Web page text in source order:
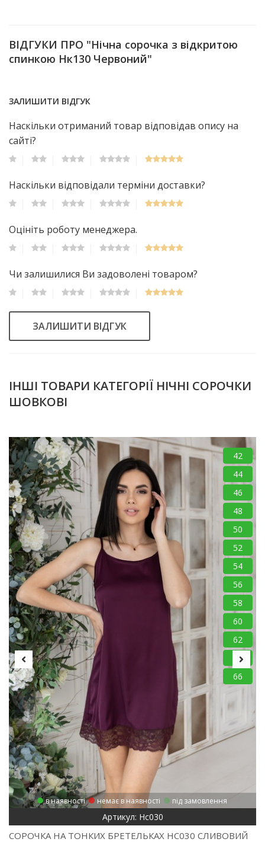
ВІДГУКИ ПРО "Нічна сорочка з відкритою
спинкою Нк130 Червоний"
ЗАЛИШИТИ ВІДГУК
Наскільки отриманий товар відповідав опису на
сайті?
Наскільки відповідали терміни доставки?
Оцініть роботу менеджера.
Чи залишилися Ви задоволені товаром?
ЗАЛИШИТИ ВІДГУК
ІНШІ ТОВАРИ КАТЕГОРІЇ НІЧНІ СОРОЧКИ
ШОВКОВІ
42
44
46
48
50
52
54
56
58
60
62
64
66
в наявності немає в наявності під замовлення
Артикул: Нс030
СОРОЧКА НА ТОНКИХ БРЕТЕЛЬКАХ НС030 СЛИВОВИЙ